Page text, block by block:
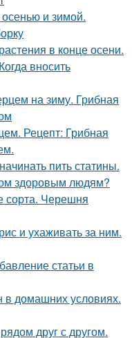
и зимой.
в конце осени.
вносить
на зиму. Грибная
Рецепт: Грибная
пить статины.
здоровым людям?
сорта. Черешня
и ухаживать за ним.
статьи в
в домашних условиях.
друг с другом.